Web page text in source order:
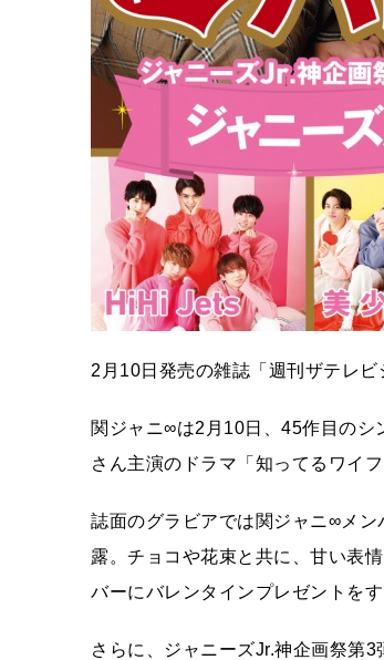
2月10日発売の雑誌「週刊ザテレ
関ジャニ∞は2月10日、45作目のシ
さん主演のドラマ「知ってるワイ
誌面のグラビアでは関ジャニ∞メン
露。チョコや花束と共に、甘い表
バーにバレンタインプレゼントを
さらに、ジャニーズJr.神企画祭第